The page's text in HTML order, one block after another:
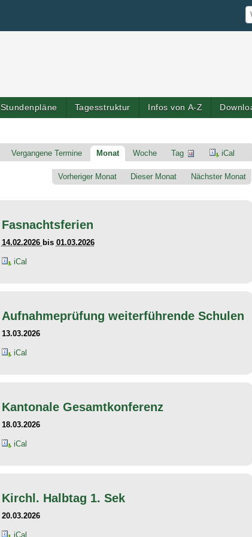
Stundenpläne Tagesstruktur Infos von A-Z
Vergangene Termine Monat Woche Tag iCal
Vorheriger Monat Dieser Monat Nächster Monat
Fasnachtsferien
14.02.2026 bis 01.03.2026
iCal
Aufnahmeprüfung weiterführende Schulen
13.03.2026
iCal
Kantonale Gesamtkonferenz
18.03.2026
iCal
Kirchl. Halbtag 1. Sek
20.03.2026
iCal